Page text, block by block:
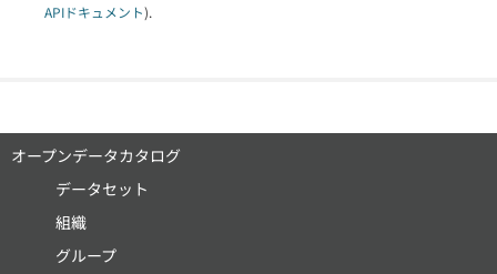
APIドキュメント).
オープンデータカタログ
データセット
組織
グループ